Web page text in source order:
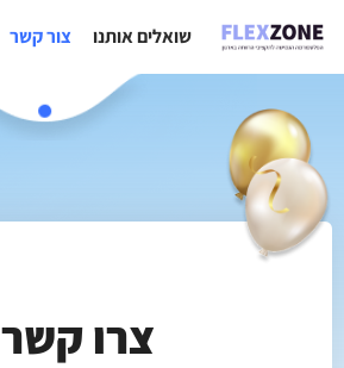
לתוכן
שואלים אותנו צור קשר
צרו קשר